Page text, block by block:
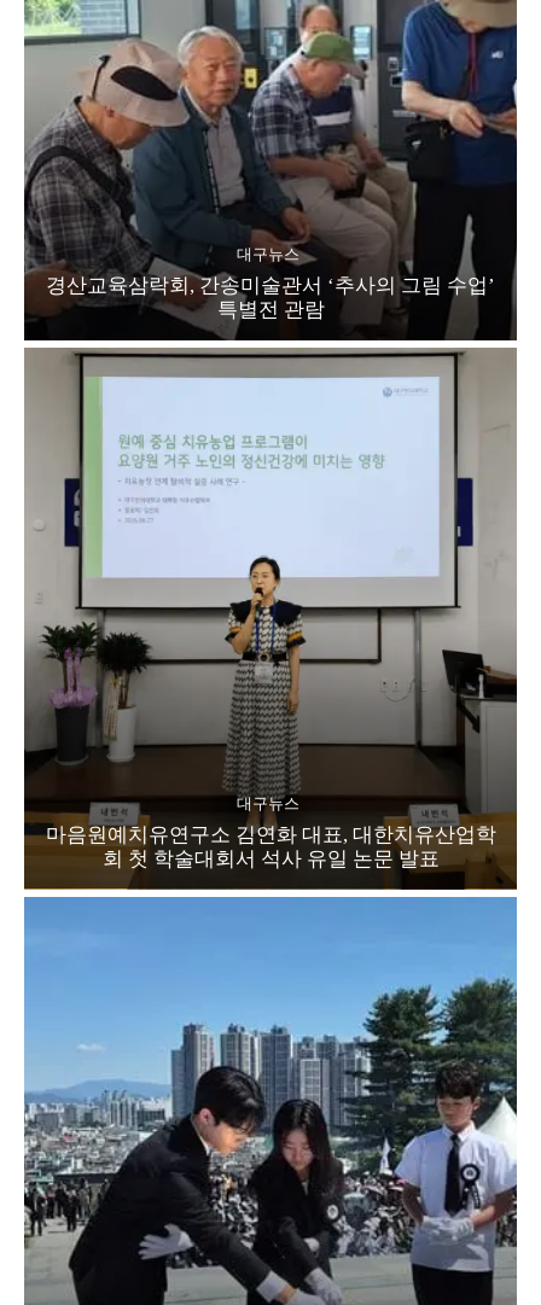
대구뉴스
경산교육삼락회, 간송미술관서 ‘추사의 그림 수업’
특별전 관람
대구뉴스
마음원예치유연구소 김연화 대표, 대한치유산업학
회 첫 학술대회서 석사 유일 논문 발표